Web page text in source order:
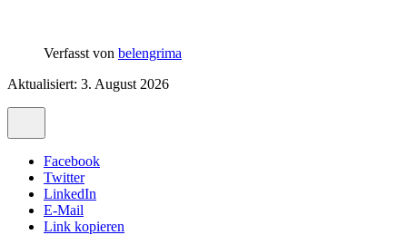
Verfasst von belengrima
Aktualisiert: 3. August 2026
Facebook
Twitter
LinkedIn
E-Mail
Link kopieren